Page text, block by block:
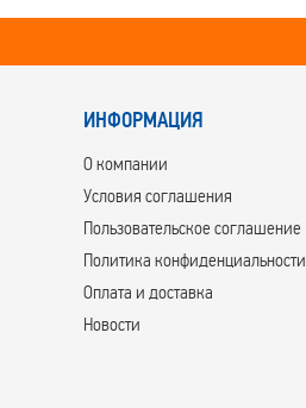
ИНФОРМАЦИЯ
О компании
Условия соглашения
Пользовательское соглашение
Политика конфиденциальности
Оплата и доставка
Новости